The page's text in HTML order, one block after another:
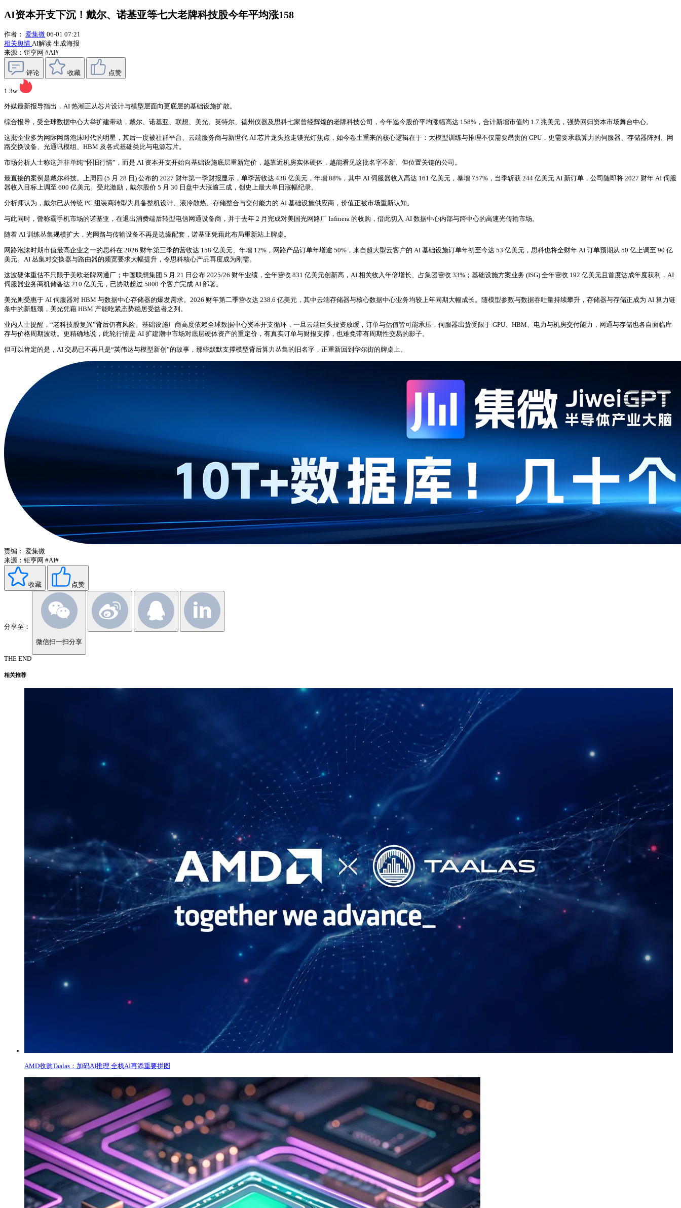
AI资本开支下沉！戴尔、诺基亚等七大老牌科技股今年平均涨158
作者： 爱集微 06-01 07:21
相关舆情 AI解读 生成海报
来源：钜亨网 #AI#
评论 收藏 点赞
1.3w
外媒最新报导指出，AI 热潮正从芯片设计与模型层面向更底层的基础设施扩散。
综合报导，受全球数据中心大举扩建带动，戴尔、诺基亚、联想、美光、英特尔、德州仪器及思科七家曾经辉煌的老牌科技公司，今年迄今股价平均涨幅高达 158%，合计新增市值约 1.7 兆美元，强势回归资本市场舞台中心。
这批企业多为网际网路泡沫时代的明星，其后一度被社群平台、云端服务商与新世代 AI 芯片龙头抢走镁光灯焦点，如今卷土重来的核心逻辑在于：大模型训练与推理不仅需要昂贵的 GPU，更需要承载算力的伺服器、存储器阵列、网
路交换设备、光通讯模组、HBM 及各式基础类比与电源芯片。
市场分析人士称这并非单纯“怀旧行情”，而是 AI 资本开支开始向基础设施底层重新定价，越靠近机房实体硬体，越能看见这批名字不新、但位置关键的公司。
最直接的案例是戴尔科技。上周四 (5 月 28 日) 公布的 2027 财年第一季财报显示，单季营收达 438 亿美元，年增 88%，其中 AI 伺服器收入高达 161 亿美元，暴增 757%，当季斩获 244 亿美元 AI 新订单，公司随即将 2027 财年 AI 伺服
器收入目标上调至 600 亿美元。受此激励，戴尔股价 5 月 30 日盘中大涨逾三成，创史上最大单日涨幅纪录。
分析师认为，戴尔已从传统 PC 组装商转型为具备整机设计、液冷散热、存储整合与交付能力的 AI 基础设施供应商，价值正被市场重新认知。
与此同时，曾称霸手机市场的诺基亚，在退出消费端后转型电信网通设备商，并于去年 2 月完成对美国光网路厂 Infinera 的收购，借此切入 AI 数据中心内部与跨中心的高速光传输市场。
随着 AI 训练丛集规模扩大，光网路与传输设备不再是边缘配套，诺基亚凭藉此布局重新站上牌桌。
网路泡沫时期市值最高企业之一的思科在 2026 财年第三季的营收达 158 亿美元、年增 12%，网路产品订单年增逾 50%，来自超大型云客户的 AI 基础设施订单年初至今达 53 亿美元，思科也将全财年 AI 订单预期从 50 亿上调至 90 亿
美元。AI 丛集对交换器与路由器的频宽要求大幅提升，令思科核心产品再度成为刚需。
这波硬体重估不只限于美欧老牌网通厂；中国联想集团 5 月 21 日公布 2025/26 财年业绩，全年营收 831 亿美元创新高，AI 相关收入年倍增长、占集团营收 33%；基础设施方案业务 (ISG) 全年营收 192 亿美元且首度达成年度获利，AI
伺服器业务商机储备达 210 亿美元，已协助超过 5800 个客户完成 AI 部署。
美光则受惠于 AI 伺服器对 HBM 与数据中心存储器的爆发需求。2026 财年第二季营收达 238.6 亿美元，其中云端存储器与核心数据中心业务均较上年同期大幅成长。随模型参数与数据吞吐量持续攀升，存储器与存储正成为 AI 算力链
条中的新瓶颈，美光凭藉 HBM 产能吃紧态势稳居受益者之列。
业内人士提醒，“老科技股复兴”背后仍有风险。基础设施厂商高度依赖全球数据中心资本开支循环，一旦云端巨头投资放缓，订单与估值皆可能承压，伺服器出货受限于 GPU、HBM、电力与机房交付能力，网通与存储也各自面临库
存与价格周期波动。更精确地说，此轮行情是 AI 扩建潮中市场对底层硬体资产的重定价，有真实订单与财报支撑，也难免带有周期性交易的影子。
但可以肯定的是，AI 交易已不再只是“英伟达与模型新创”的故事，那些默默支撑模型背后算力丛集的旧名字，正重新回到华尔街的牌桌上。
责编： 爱集微
来源：钜亨网 #AI#
收藏 点赞
分享至：
微信扫一扫分享
THE END
相关推荐
​AMD收购Taalas：加码AI推理 全栈AI再添重要拼图